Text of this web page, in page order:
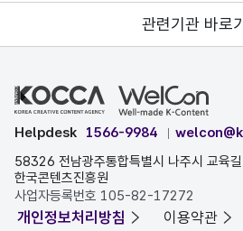
관련기관 바로
Helpdesk 1566-9984
58326 전남광주통합특별시 나주시 교육
한국콘텐츠진흥원
사업자등록번호 105-82-17272
개인정보처리방침
이용약관